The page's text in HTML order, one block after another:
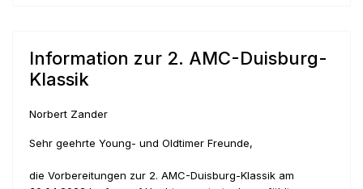
Information zur 2. AMC-Duisburg-
Klassik
Norbert Zander
Sehr geehrte Young- und Oldtimer Freunde,
die Vorbereitungen zur 2. AMC-Duisburg-Klassik am